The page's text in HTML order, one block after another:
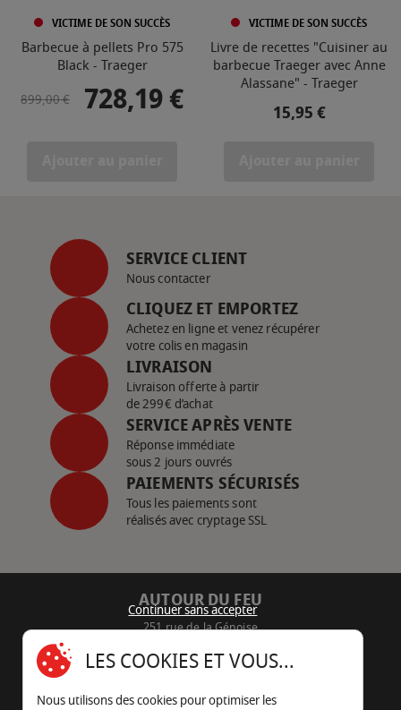
VICTIME DE SON SUCCÈS
Barbecue à pellets Pro 575
Black - Traeger
Prix de base
899,00 € Prix
728,19 €
VICTIME DE SON SUCCÈS
Livre de recettes "Cuisiner au
barbecue Traeger avec Anne
Alassane" - Traeger
Prix
15,95 €
SERVICE CLIENT
Nous contacter
CLIQUEZ ET EMPORTEZ
Achetez en ligne et venez récupérer
votre colis en magasin
LIVRAISON
Livraison offerte à partir
de 299€ d’achat
SERVICE APRÈS VENTE
Réponse immédiate
sous 2 jours ouvrés
PAIEMENTS SÉCURISÉS
Tous les paiements sont
réalisés avec cryptage SSL
AUTOUR DU FEU
251 rue de la Génoise
05 45 22 98 09
Nous envoyer un e-mail
Continuer sans accepter
LES COOKIES ET VOUS...
Nous utilisons des cookies pour optimiser les